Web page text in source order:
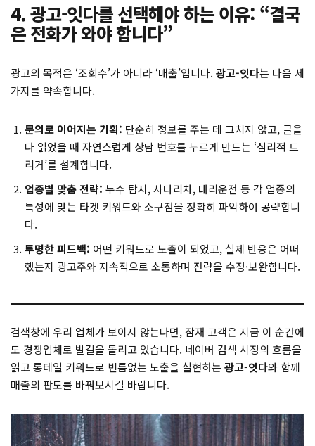
4. 광고-잇다를 선택해야 하는 이유: “결국
은 전화가 와야 합니다”
광고의 목적은 ‘조회수’가 아니라 ‘매출’입니다. 광고-잇다는 다음 세
가지를 약속합니다.
문의로 이어지는 기획: 단순히 정보를 주는 데 그치지 않고, 글을
다 읽었을 때 자연스럽게 상담 번호를 누르게 만드는 ‘심리적 트
리거’를 설계합니다.
업종별 맞춤 전략: 누수 탐지, 사다리차, 대리운전 등 각 업종의
특성에 맞는 타겟 키워드와 소구점을 정확히 파악하여 공략합니
다.
투명한 피드백: 어떤 키워드로 노출이 되었고, 실제 반응은 어떠
했는지 광고주와 지속적으로 소통하며 전략을 수정·보완합니다.
검색창에 우리 업체가 보이지 않는다면, 잠재 고객은 지금 이 순간에
도 경쟁업체로 발길을 돌리고 있습니다. 네이버 검색 시장의 흐름을
읽고 롱테일 키워드로 빈틈없는 노출을 실현하는 광고-잇다와 함께
매출의 판도를 바꿔보시길 바랍니다.